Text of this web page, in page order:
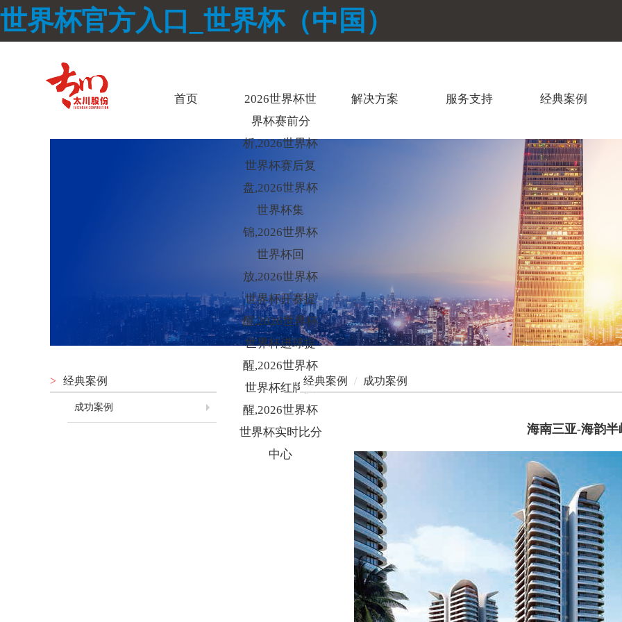
世界杯官方入口_世界杯（中国）
首页
2026世界杯世
界杯赛前分
析,2026世界杯
世界杯赛后复
盘,2026世界杯
世界杯集
锦,2026世界杯
世界杯回
放,2026世界杯
世界杯开赛提
醒,2026世界杯
世界杯进球提
醒,2026世界杯
世界杯红牌提
醒,2026世界杯
世界杯实时比分
中心
解决方案 服务支持 经典案例
> 经典案例
成功案例
经典案例 / 成功案例
海南三亚-海韵半